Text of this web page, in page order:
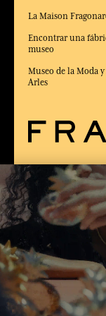
La Maison
Encontrar una
museo
Museo de la Moda
Arles
ENTREGA: FR